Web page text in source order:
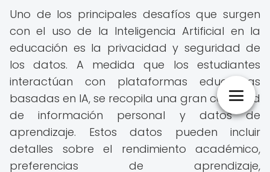
Uno de los principales desafíos que surgen
con el uso de la Inteligencia Artificial en la
educación es la privacidad y seguridad de
los datos. A medida que los estudiantes
interactúan con plataformas educativas
basadas en IA, se recopila una gran cantidad
de información personal y datos de
aprendizaje. Estos datos pueden incluir
detalles sobre el rendimiento académico,
preferencias de aprendizaje,